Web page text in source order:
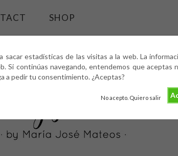
sacar estadísticas de las visitas a la web. La
Si continúas navegando, entendemos que aceptas
a pedir tu consentimiento. ¿Aceptas?
No acepto. Quiero salir
SHOP